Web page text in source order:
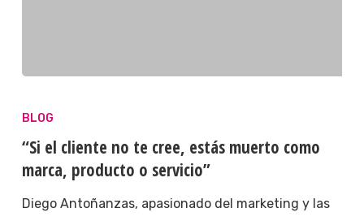
BLOG
“Si el cliente no te cree, estás muerto como
marca, producto o servicio”
Diego Antoñanzas, apasionado del marketing y las